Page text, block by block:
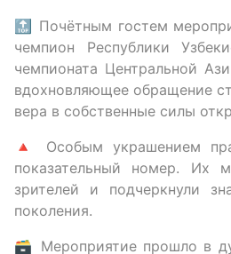
🔝 Почётным гостем
чемпион Республики
чемпионата Центральной
вдохновляющее обращение
вера в собственные силы
🔺 Особым украшением
показательный номер. Их
зрителей и подчеркнули
поколения.
🗃 Мероприятие прошло в